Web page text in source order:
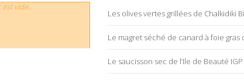
vide.
Les olives vertes grillées de Chalkidiki
Le magret séché de canard à foie gras
Le saucisson sec de l’Ile de Beauté IGP